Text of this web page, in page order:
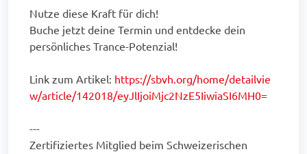
Nutze diese Kraft für dich!
Buche jetzt deine Termin und entdecke dein
persönliches Trance-Potenzial!
Link zum Artikel: https://sbvh.org/home/detailvie
w/article/142018/eyJlIjoiMjc2NzE5IiwiaSI6MH0=
---
Zertifiziertes Mitglied beim Schweizerischen